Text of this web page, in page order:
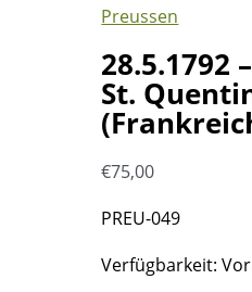
Preussen
28.5.1792
St.
€75,00
PREU-049
Verfügbarkeit: